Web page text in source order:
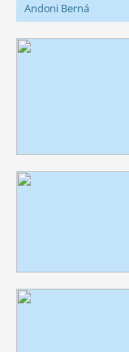
Andoni Berná